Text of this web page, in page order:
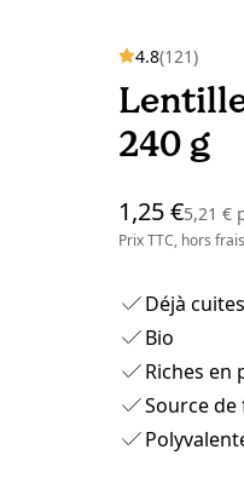
4.8(121)
240 g
1,25 €5,21 €
Prix TTC, hors
Déjà cuites
Bio
Riches en
Source de